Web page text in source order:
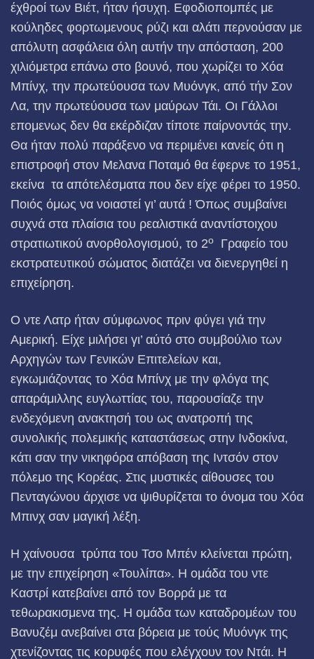
έχθροί των Βιέτ, ήταν ήσυχη. Εφοδιοπομπές με
κούληδες φορτωμενους ρύζι και αλάτι περνούσαν με
απόλυτη ασφάλεια όλη αυτήν την απόσταση, 200
χιλιόμετρα επάνω στο βουνό, που χωρίζει το Χόα
Μπίνχ, την πρωτεύουσα των Μυόνγκ, από τήν Σον
Λα, την πρωτεύουσα των μαύρων Τάι. Οι Γάλλοι
επομενως δεν θα εκέρδιζαν τίποτε παίρνοντάς την.
Θα ήταν πολύ παράξενο να περιμένει κανείς ότι η
επιστροφή στον Μελανα Ποταμό θα έφερνε το 1951,
εκείνα τα απότελέσματα που δεν είχε φέρει το 1950.
Ποιός όμως να νοιαστεί γι’ αυτά ! Όπως συμβαίνει
συχνά στα πλαίσια του ρεαλιστικά αναντίστοιχου
στρατιωτικού ανορθολογισμού, το 2ο
Γραφείο του
εκστρατευτικού σώματος διατάζει να διενεργηθεί η
επιχείρηση.
Ο ντε Λατρ ήταν σύμφωνος πριν φύγει γιά την
Αμερική. Είχε μιλήσει γι’ αύτό στο συμβούλιο των
Αρχηγών των Γενικών Επιτελείων και,
εγκωμιάζοντας το Χόα Μπίνχ με την φλόγα της
απαράμιλλης ευγλωττίας του, παρουσίαζε την
ενδεχόμενη ανακτησή του ως ανατροπή της
συνολικής πολεμικής καταστάσεως στην Ινδοκίνα,
κάτι σαν την νικηφόρα απόβαση της Ιντσόν στον
πόλεμο της Κορέας. Στις μυστικές αίθουσες του
Πεντα­γώνου άρχισε να ψιθυρίζεται το όνομα του Χόα
Μπινχ σαν μαγική λέξη.
Η χαίνουσα τρύπα του Τσο Μπέν κλείνεται πρώτη,
με την επιχείρηση «Τουλίπα». Η ομάδα του ντε
Καστρί κατεβαίνει από τον Βορρά με τα
τεθωρακισμενα της. Η ομάδα των καταδρομέων του
Βανυζέμ ανεβαίνει στα βόρεια με τούς Μυόνγκ της
χτενίζοντας τις κορυφές που ελέγχουν τον Ντάι. Η